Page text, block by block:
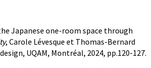
Japanese one-room space through
, Carole Lévesque et Thomas-Bernard
UQAM, Montréal, 2024, pp.120-127.